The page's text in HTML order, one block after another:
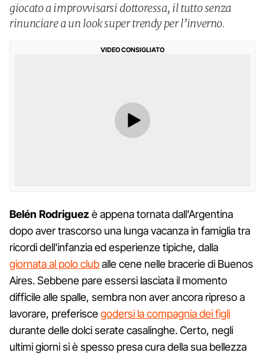
giocato a improvvisarsi dottoressa, il tutto senza
rinunciare a un look super trendy per l’inverno.
VIDEO CONSIGLIATO
Belén Rodriguez è appena tornata dall'Argentina
dopo aver trascorso una lunga vacanza in famiglia tra
ricordi dell'infanzia ed esperienze tipiche, dalla
giornata al polo cluballe cene nelle bracerie di Buenos
Aires. Sebbene pare essersi lasciata il momento
difficile alle spalle, sembra non aver ancora ripreso a
lavorare, preferiscegodersi la compagnia dei figli
durante delle dolci serate casalinghe. Certo, negli
ultimi giorni si è spesso presa cura della sua bellezza